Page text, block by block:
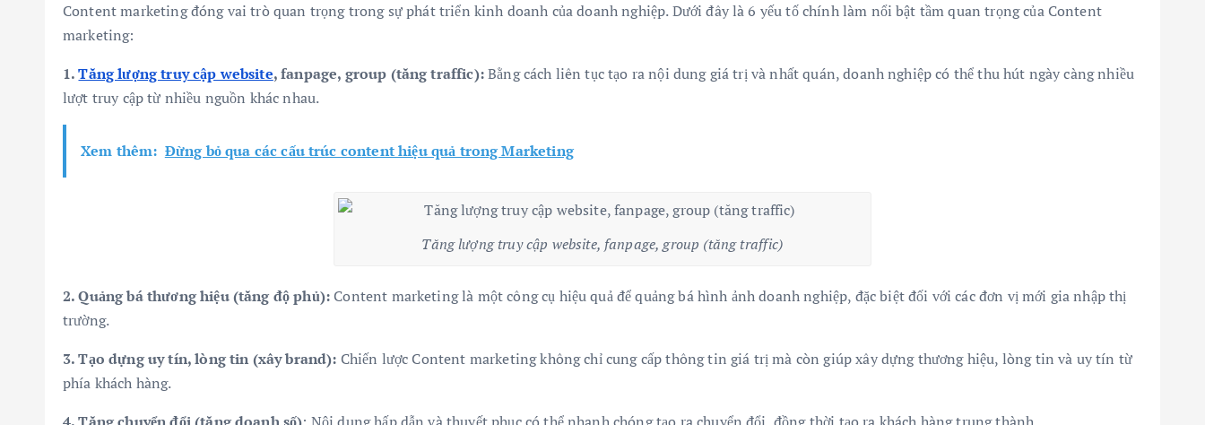
Content marketing đóng vai trò quan trọng trong sự phát triển kinh doanh của doanh nghiệp. Dưới đây là 6 yếu tố chính làm nổi bật tầm quan trọng của Content
marketing:
1.Tăng lượng truy cập website, fanpage, group (tăng traffic):Bằng cách liên tục tạo ra nội dung giá trị và nhất quán, doanh nghiệp có thể thu hút ngày càng nhiều
lượt truy cập từ nhiều nguồn khác nhau.
Xem thêm: Đừng bỏ qua các cấu trúc content hiệu quả trong Marketing
Tăng lượng truy cập website, fanpage, group (tăng traffic)
2. Quảng bá thương hiệu (tăng độ phủ): Content marketing là một công cụ hiệu quả để quảng bá hình ảnh doanh nghiệp, đặc biệt đối với các đơn vị mới gia nhập thị
trường.
3. Tạo dựng uy tín, lòng tin (xây brand): Chiến lược Content marketing không chỉ cung cấp thông tin giá trị mà còn giúp xây dựng thương hiệu, lòng tin và uy tín từ
phía khách hàng.
4. Tăng chuyển đổi (tăng doanh số): Nội dung hấp dẫn và thuyết phục có thể nhanh chóng tạo ra chuyển đổi, đồng thời tạo ra khách hàng trung thành.